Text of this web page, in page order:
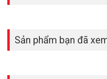
Sản phẩm bạn đã